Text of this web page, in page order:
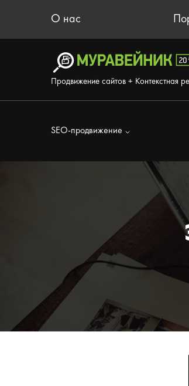
О нас
Продвижение сайтов + Контекстная
SEO-продвижение